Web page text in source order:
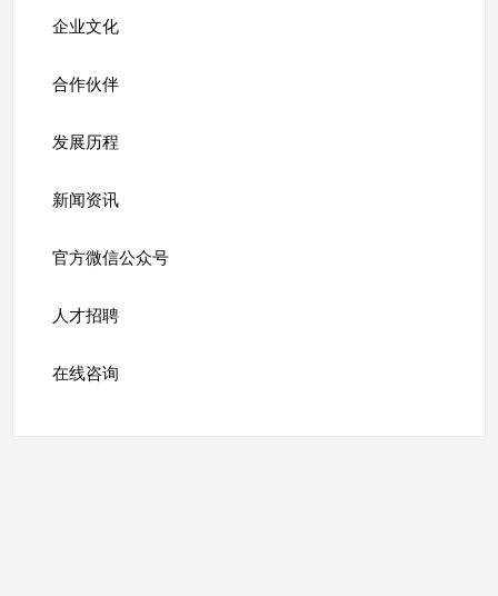
企业文化
合作伙伴
发展历程
新闻资讯
官方微信公众号
人才招聘
在线咨询